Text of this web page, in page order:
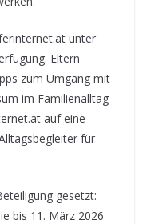
unter
Eltern
zum Umgang mit
im Familienalltag
auf eine
für
gesetzt:
bis 11. März 2026